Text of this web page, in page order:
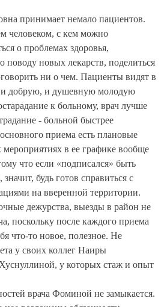
принимает немало пациентов.
человеком, с кем можно
о проблемах здоровья,
поводу новых лекарств, поделиться
ни о чем. Пациенты видят в
и добрую, и душевную молодую
к больному, врач лучше
- больной быстрее
приема есть плановые
в ее графике вообще
что если «подписался» быть
будь готов справиться с
на вверенной территории.
дежурства, выезды в район не
поскольку после каждого приема
что-то новое, полезное. Не
у своих коллег Наиры
у которых стаж и опыт
врача Фоминой не замыкается.